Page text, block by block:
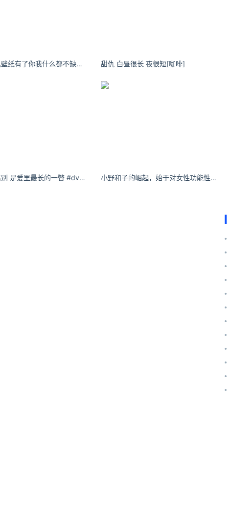
金裕贞手机壁纸有了你我什么都不缺，心再野也懂得该拒绝。 甜仇 白昼很长 夜很短[咖啡]
黄玉瑶：离别 是爱里最长的一瞥 #dv #氛围感 小野和子的崛起，始于对女性功能性服饰痛点的精准洞察